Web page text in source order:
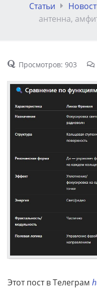
Статьи
антенна,
Просмотров: 903
Этот пост в Телеграм